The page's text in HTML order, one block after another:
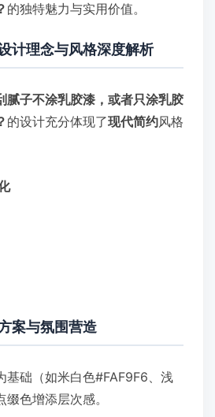
的独特魅力与实用价值。
计理念与风格深度解析
腻子不涂乳胶漆，或者只涂乳胶
的设计充分体现了现代简约风格
案与氛围营造
基础（如米白色#FAF9F6、浅
色增添层次感。